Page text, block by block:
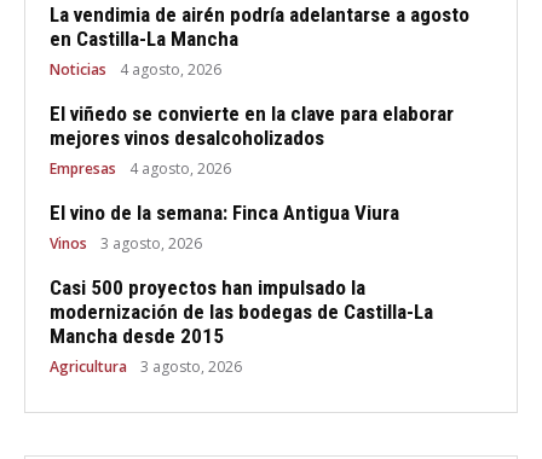
La vendimia de airén podría adelantarse a agosto
en Castilla-La Mancha
Noticias 4 agosto, 2026
El viñedo se convierte en la clave para elaborar
mejores vinos desalcoholizados
Empresas 4 agosto, 2026
El vino de la semana: Finca Antigua Viura
Vinos 3 agosto, 2026
Casi 500 proyectos han impulsado la
modernización de las bodegas de Castilla-La
Mancha desde 2015
Agricultura 3 agosto, 2026